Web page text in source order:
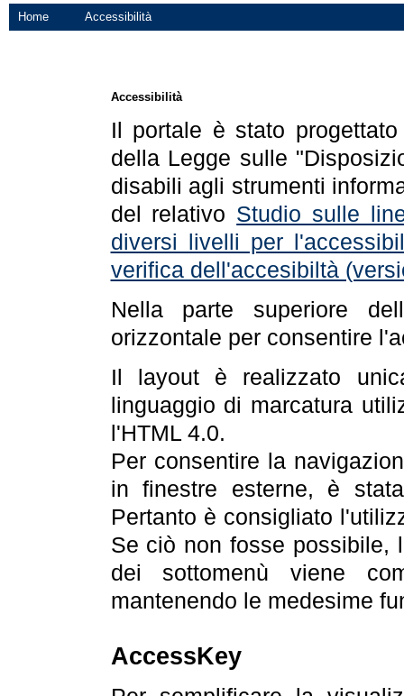
Home Accessibilità
Accessibilità
Il portale è stato
della Legge sulle
disabili agli strumenti
del relativo Studio sulle
diversi livelli per
verifica dell'accesibiltà
Nella parte superiore
orizzontale per consentire
Il layout è realizzato
linguaggio di marcatura
l'HTML 4.0.
Per consentire la
in finestre esterne, è
Pertanto è consigliato
Se ciò non fosse possibile,
dei sottomenù viene
mantenendo le medesime
AccessKey